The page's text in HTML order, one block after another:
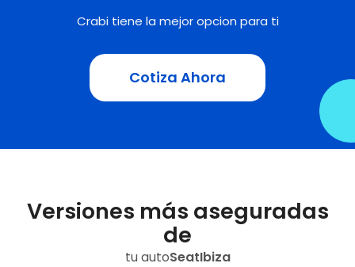
Crabi tiene la mejor opcion para ti
Cotiza Ahora
Versiones más aseguradas
de
tu autoSeatIbiza